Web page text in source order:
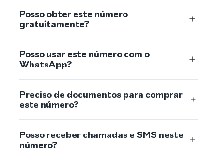
Posso obter este número
gratuitamente?
Posso usar este número com o
WhatsApp?
Preciso de documentos para comprar
este número?
Posso receber chamadas e SMS neste
número?